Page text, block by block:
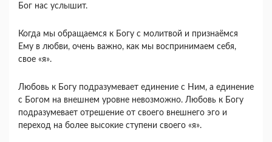
Бог нас услышит.
Когда мы обращаемся к Богу с молитвой и признаёмся
Ему в любви, очень важно, как мы воспринимаем себя,
свое «я».
Любовь к Богу подразумевает единение с Ним, а единение
с Богом на внешнем уровне невозможно. Любовь к Богу
подразумевает отрешение от своего внешнего эго и
переход на более высокие ступени своего «я».